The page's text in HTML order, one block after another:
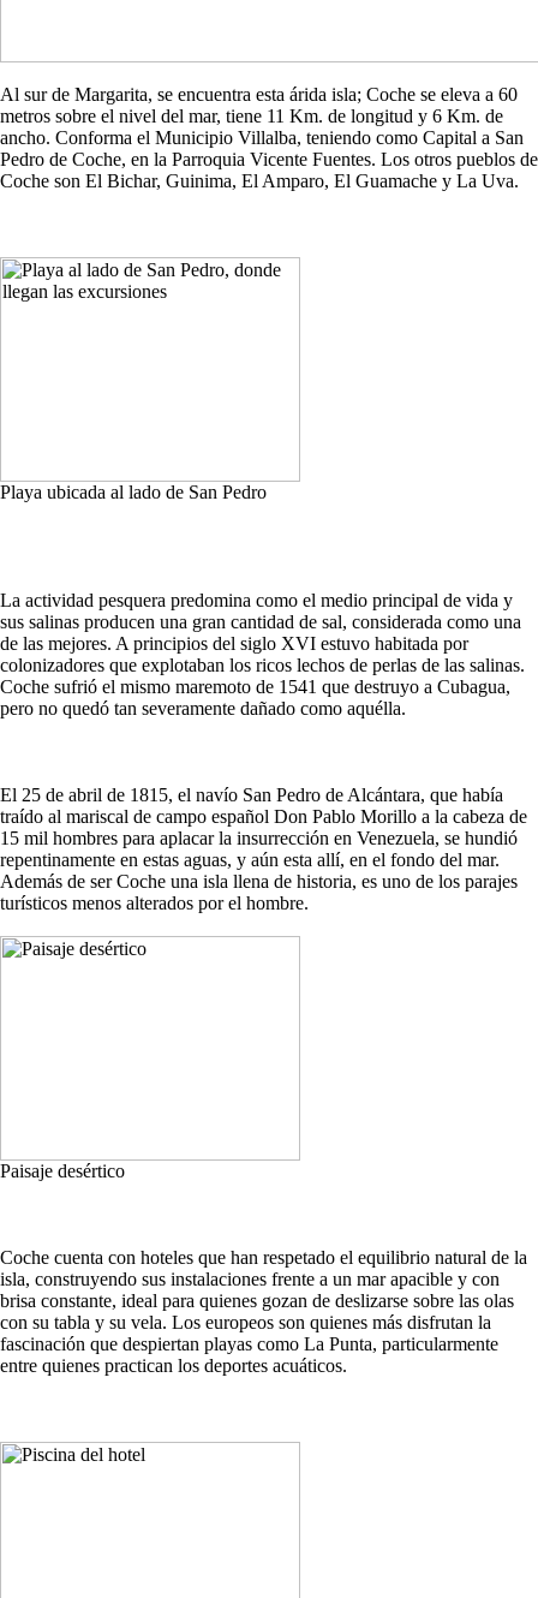
Al sur de Margarita, se encuentra esta árida isla; Coche se eleva a 60
metros sobre el nivel del mar, tiene 11 Km. de longitud y 6 Km. de
ancho. Conforma el Municipio Villalba, teniendo como Capital a San
Pedro de Coche, en la Parroquia Vicente Fuentes. Los otros pueblos de
Coche son El Bichar, Guinima, El Amparo, El Guamache y La Uva.
Playa ubicada al lado de San Pedro
La actividad pesquera predomina como el medio principal de vida y
sus salinas producen una gran cantidad de sal, considerada como una
de las mejores. A principios del siglo XVI estuvo habitada por
colonizadores que explotaban los ricos lechos de perlas de las salinas.
Coche sufrió el mismo maremoto de 1541 que destruyo a Cubagua,
pero no quedó tan severamente dañado como aquélla.
El 25 de abril de 1815, el navío San Pedro de Alcántara, que había
traído al mariscal de campo español Don Pablo Morillo a la cabeza de
15 mil hombres para aplacar la insurrección en Venezuela, se hundió
repentinamente en estas aguas, y aún esta allí, en el fondo del mar.
Además de ser Coche una isla llena de historia, es uno de los parajes
turísticos menos alterados por el hombre.
Paisaje desértico
Coche cuenta con hoteles que han respetado el equilibrio natural de la
isla, construyendo sus instalaciones frente a un mar apacible y con
brisa constante, ideal para quienes gozan de deslizarse sobre las olas
con su tabla y su vela. Los europeos son quienes más disfrutan la
fascinación que despiertan playas como La Punta, particularmente
entre quienes practican los deportes acuáticos.